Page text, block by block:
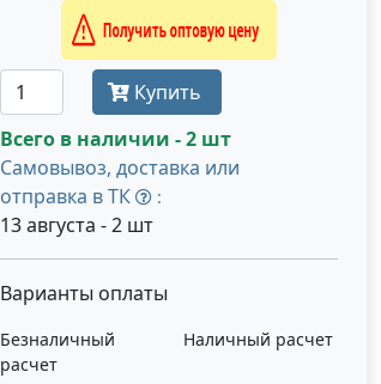
Получить оптовую цену
Купить
Всего в наличии - 2 шт
Самовывоз, доставка или
отправка в ТК
:
13 августа - 2 шт
Варианты оплаты
Безналичный
расчет
Наличный расчет